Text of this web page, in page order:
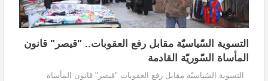
التسوية السّياسيّة مقابل رفع العقوبات.. "قيصر" قانون
المأساة السّوريّة القادمة
التسوية السّياسيّة مقابل رفع العقوبات "قيصر" قانون المأساة